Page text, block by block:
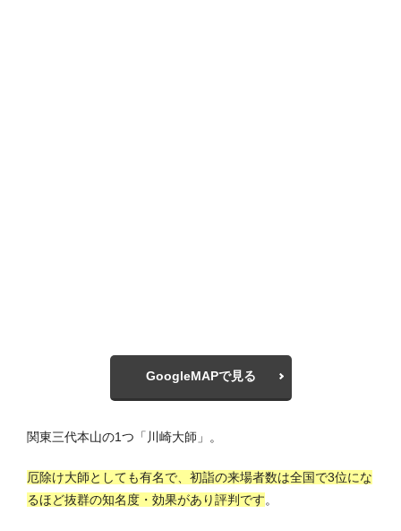
GoogleMAPで見る
関東三代本山の1つ「川崎大師」。
厄除け大師としても有名で、初詣の来場者数は全国で3位にな
るほど抜群の知名度・効果があり評判です。